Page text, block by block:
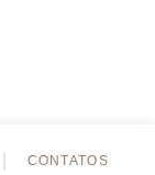
CONTATOS